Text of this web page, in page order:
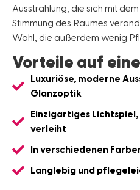
Ausstrahlung, die sich mit
Stimmung des Raumes
Wahl, die außerdem wenig
Vorteile auf
Luxuriöse, moderne
Glanzoptik
Einzigartiges
verleiht
In verschiedenen
Langlebig und